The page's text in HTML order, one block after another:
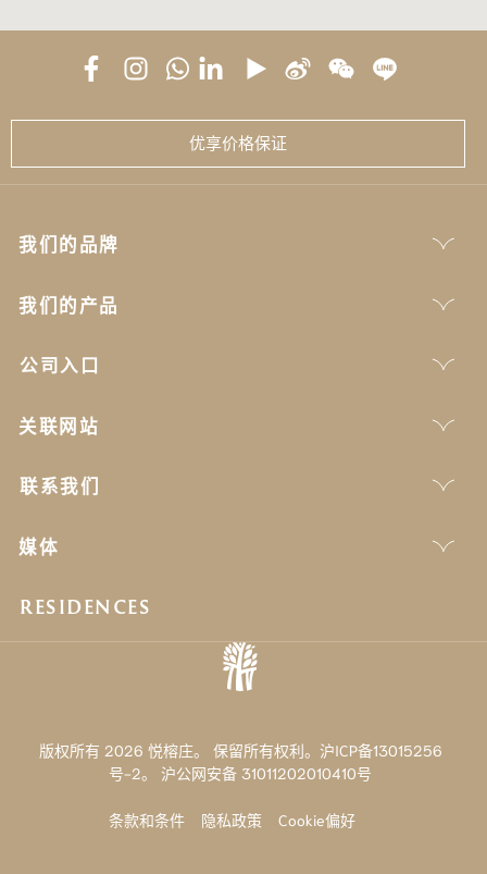
优享价格保证
我们的品牌
我们的产品
公司入口
关联网站
联系我们
媒体
RESIDENCES
版权所有 2026 悦榕庄。 保留所有权利。沪ICP备13015256
号-2。 沪公网安备 31011202010410号
条款和条件 隐私政策 Cookie偏好